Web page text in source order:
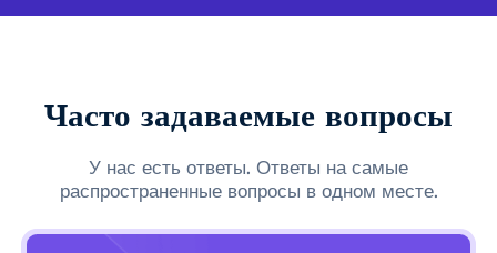
Часто задаваемые вопросы
У нас есть ответы. Ответы на самые
распространенные вопросы в одном месте.